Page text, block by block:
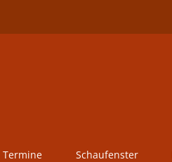
Termine Schaufenster